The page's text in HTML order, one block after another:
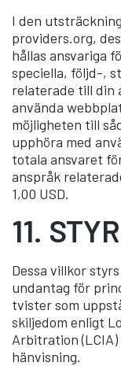
I den
providers.org,
hållas ansvariga
speciella, följd-,
relaterade till din
använda
möjligheten till
upphöra med
totala ansvaret
anspråk
1,00 USD.
11.
Dessa villkor
undantag för
tvister som
skiljedom enligt
Arbitration (LCIA)
hänvisning.